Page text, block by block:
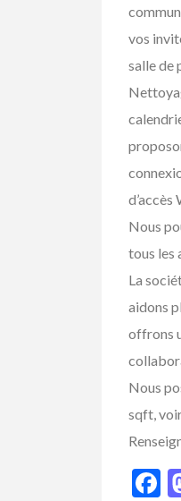
vos
salle de
Nous
tous les
La
aidons
offrons
Nous
sqft,